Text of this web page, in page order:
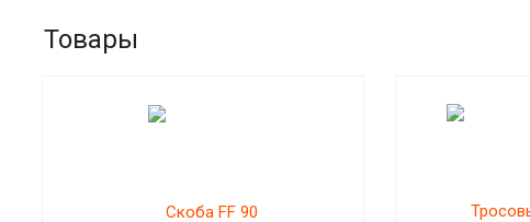
Товары